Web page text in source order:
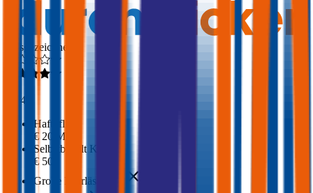
Ausgezeichnet
454
Haftpflicht
€ 20 Mio.
Selbstbehalt Kasko
€ 500
Grobe Fahrlässigkeit